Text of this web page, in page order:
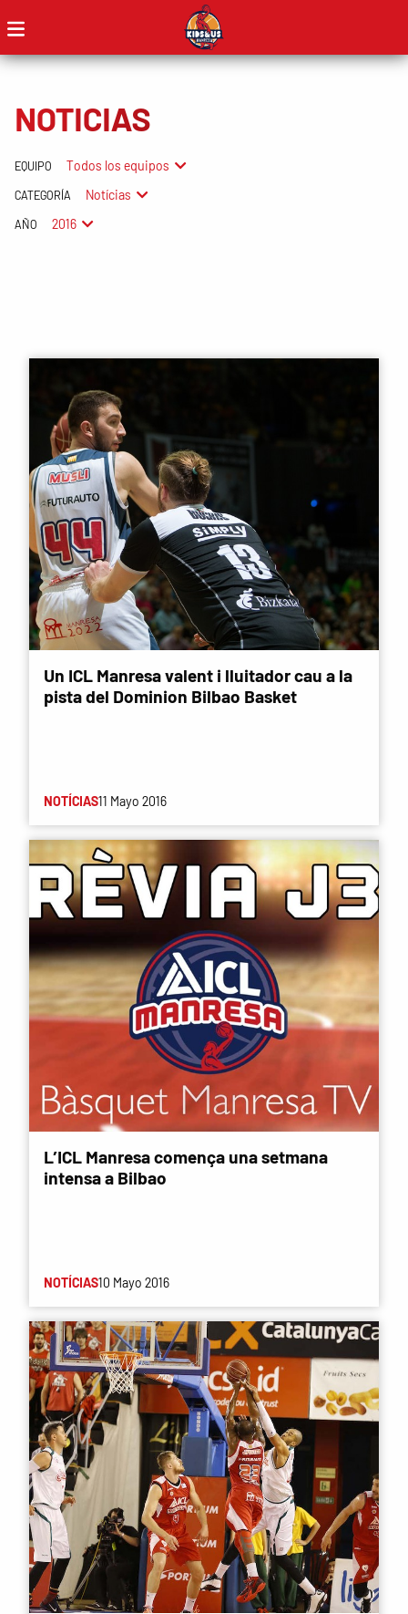
NOTICIAS
EQUIPO Todos los equipos
CATEGORÍA Notícias
AÑO 2016
Un ICL Manresa valent i lluitador cau a la
pista del Dominion Bilbao Basket
NOTÍCIAS11 Mayo 2016
L’ICL Manresa comença una setmana
intensa a Bilbao
NOTÍCIAS10 Mayo 2016